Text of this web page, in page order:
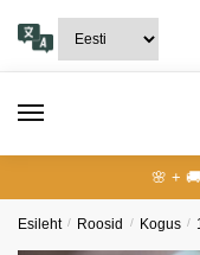
navigation
content
🌸 + 🚚
Esileht / Roosid / Kogus /